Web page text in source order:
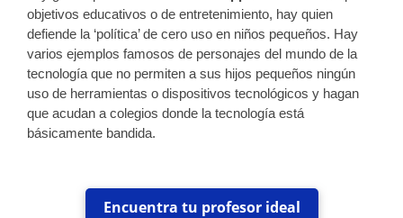
objetivos educativos o de entretenimiento, hay quien
defiende la ‘política’ de cero uso en niños pequeños. Hay
varios ejemplos famosos de personajes del mundo de la
tecnología que no permiten a sus hijos pequeños ningún
uso de herramientas o dispositivos tecnológicos y hagan
que acudan a colegios donde la tecnología está
básicamente bandida.
Encuentra tu profesor ideal